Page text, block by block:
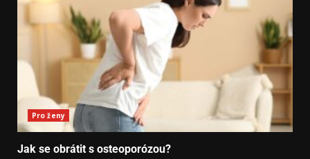
Pro ženy
Jak se obrátit s osteoporózou?